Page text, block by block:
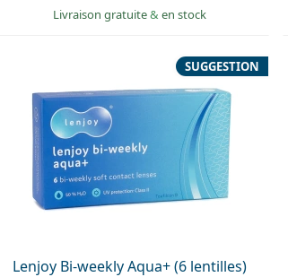
Livraison gratuite& en stock
Lenjoy Bi-weekly Aqua+ (6 lentilles)
SUGGESTION